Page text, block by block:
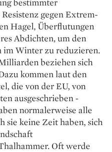
gegen Extrem­
Hagel, Überflutungen
Abdichten, um den
Winter zu reduzieren.
­beziehen sich
kommen laut den
die von der EU, von
ausgeschrieben
normaler­weise alle
sie keine Zeit haben, sich
Oft werde